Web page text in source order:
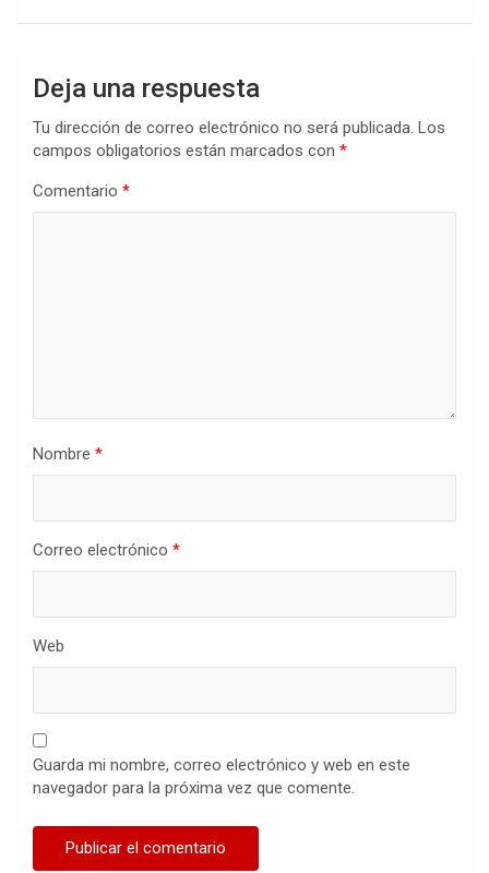
Deja una respuesta
Tu dirección de correo electrónico no será publicada. Los
campos obligatorios están marcados con *
Comentario *
Nombre *
Correo electrónico *
Web
Guarda mi nombre, correo electrónico y web en este
navegador para la próxima vez que comente.